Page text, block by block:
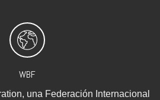
WBF
una Federación Internacional